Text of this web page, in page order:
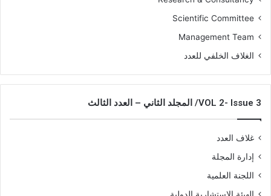
Scientific Committee
Management Team
الغلاف الخلفي للعدد
VOL 2- Issue 3/ المجلد الثاني – العدد الثالث
غلاف العدد
إدارة المجلة
اللجنة العلمية